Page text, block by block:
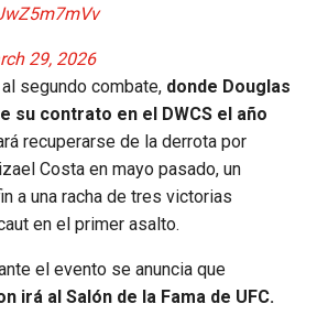
29, 2026
segundo combate, donde Douglas
su contrato en el DWCS el año
recuperarse de la derrota por
Costa en mayo pasado, un
a una racha de tres victorias
en el primer asalto.
el evento se anuncia que
irá al Salón de la Fama de UFC.